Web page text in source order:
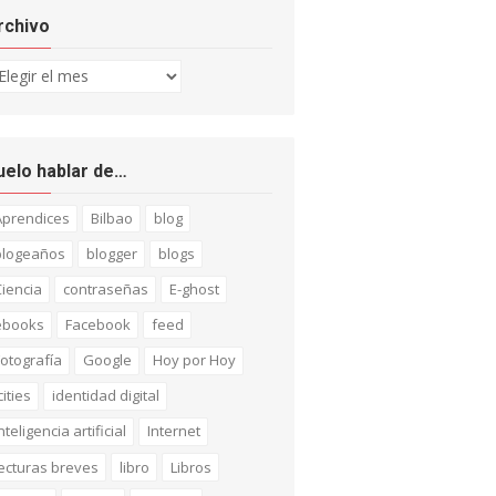
hablar de…
Bilbao
blog
blogger
blogs
contraseñas
E-ghost
Facebook
feed
Google
Hoy por Hoy
identidad digital
artificial
Internet
breves
libro
Libros